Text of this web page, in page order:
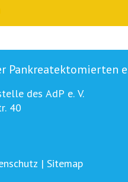
Pankreatektomierten
des AdP e. V.
40
| Sitemap